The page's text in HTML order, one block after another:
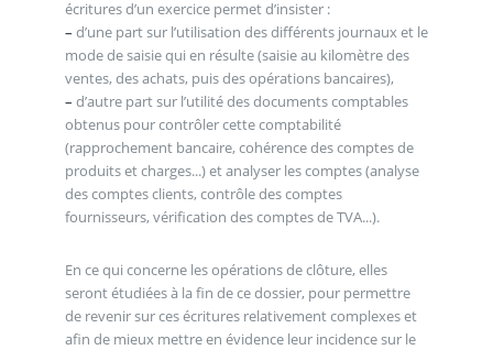
écritures d’un exercice permet d’insister :
– d’une part sur l’utilisation des différents journaux et le
mode de saisie qui en résulte (saisie au kilomètre des
ventes, des achats, puis des opérations bancaires),
– d’autre part sur l’utilité des documents comptables
obtenus pour contrôler cette comptabilité
(rapprochement bancaire, cohérence des comptes de
produits et charges...) et analyser les comptes (analyse
des comptes clients, contrôle des comptes
fournisseurs, vérification des comptes de TVA...).
En ce qui concerne les opérations de clôture, elles
seront étudiées à la fin de ce dossier, pour permettre
de revenir sur ces écritures relativement complexes et
afin de mieux mettre en évidence leur incidence sur le